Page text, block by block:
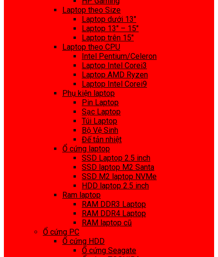
Laptop theo Size
Laptop dưới 13″
Laptop 13″ – 15″
Laptop trên 15″
Laptop theo CPU
Intel Pentium/Celeron
Laptop Intel Corei3
Laptop AMD Ryzen
Laptop Intel Corei9
Phụ kiện laptop
Pin Laptop
Sạc Laptop
Túi Laptop
Bộ Vệ Sinh
Đế tản nhiệt
Ổ cứng laptop
SSD Laptop 2.5 inch
SSD laptop M2 Santa
SSD M2 laptop NVMe
HDD laptop 2.5 inch
Ram laptop
RAM DDR3 Laptop
RAM DDR4 Laptop
RAM laptop cũ
Ổ cứng PC
Ổ cứng HDD
Ổ cứng Seagate